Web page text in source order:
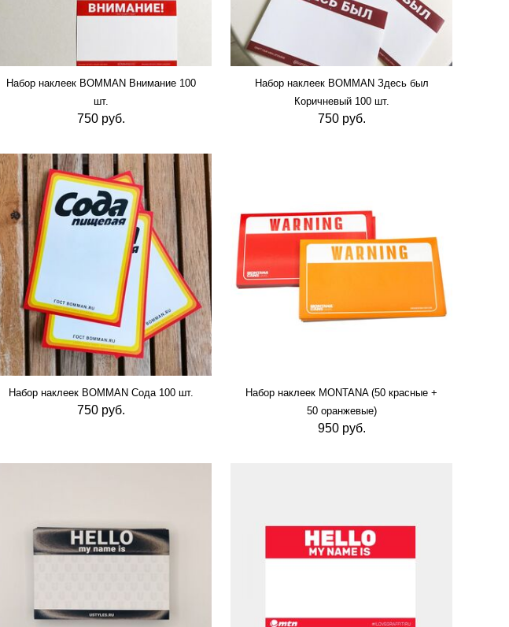
Набор наклеек BOMMAN Внимание 100
шт.
750 руб.
Набор наклеек BOMMAN Здесь был
Коричневый 100 шт.
750 руб.
Набор наклеек BOMMAN Сода 100 шт.
750 руб.
Набор наклеек MONTANA (50 красные +
50 оранжевые)
950 руб.